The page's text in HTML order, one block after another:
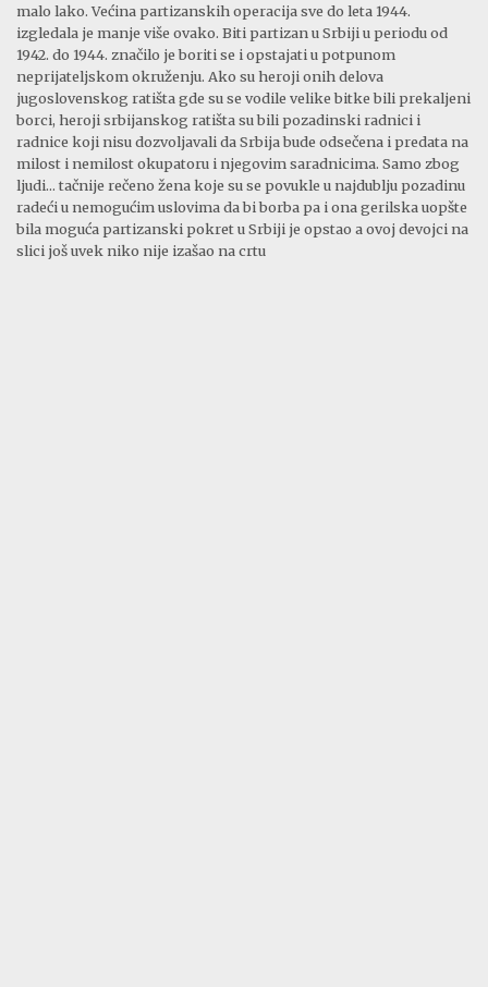
malo lako. Većina partizanskih operacija sve do leta 1944.
izgledala je manje više ovako. Biti partizan u Srbiji u periodu od
1942. do 1944. značilo je boriti se i opstajati u potpunom
neprijateljskom okruženju. Ako su heroji onih delova
jugoslovenskog ratišta gde su se vodile velike bitke bili prekaljeni
borci, heroji srbijanskog ratišta su bili pozadinski radnici i
radnice koji nisu dozvoljavali da Srbija bude odsečena i predata na
milost i nemilost okupatoru i njegovim saradnicima. Samo zbog
ljudi... tačnije rečeno žena koje su se povukle u najdublju pozadinu
radeći u nemogućim uslovima da bi borba pa i ona gerilska uopšte
bila moguća partizanski pokret u Srbiji je opstao a ovoj devojci na
slici još uvek niko nije izašao na crtu